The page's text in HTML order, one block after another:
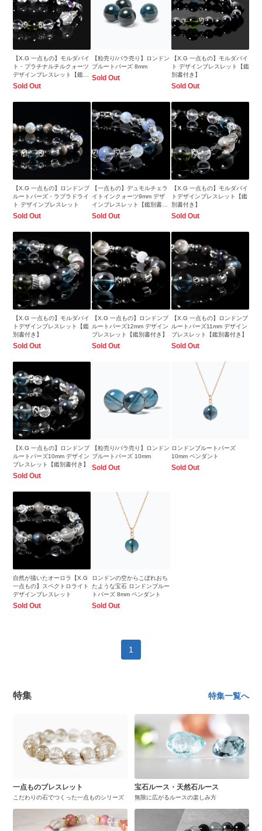
【X.G 一点もの】モルダバイ
ト・プラチナルチルクォーツ
デザインブレスレット【鑑別
書付き】
Sold Out
【粒売り/バラ売り】ロンドン
ブルートパーズ 8mm
Sold Out
【X.G 一点もの】モルダバイ
ト デザインブレスレット【鑑
別書付き】
Sold Out
【X.G 一点もの】ロンドンブ
ルートパーズ・ラブラドライ
ト デザインブレスレット
Sold Out
【一点もの】デュモルチェラ
イトインクォーツ9mm デザ
インブレスレット【鑑別書付
き】
Sold Out
【X.G 一点もの】モルダバイ
トデザインブレスレット【鑑
別書付き】
Sold Out
【X.G 一点もの】モルダバイ
トデザインブレスレット【鑑
別書付き】
Sold Out
【X.G 一点もの】ロンドンブ
ルートパーズ12mm デザイン
ブレスレット【鑑別書付き】
Sold Out
【X.G 一点もの】ロンドンブ
ルートパーズ11mm デザイン
ブレスレット【鑑別書付き】
Sold Out
【X.G 一点もの】ロンドンブ
ルートパーズ10mm デザイン
ブレスレット【鑑別書付き】
Sold Out
【粒売り/バラ売り】ロンドン
ブルートパーズ 10mm
Sold Out
ロンドンブルートパーズ
10mm ペンダント
Sold Out
自然が描いたオーロラ【X.G
一点もの】スペクトロライト
デザインブレスレット
Sold Out
ロンドンの空からこぼれおち
たような宝石 ロンドンブルー
トパーズ 8mm ペンダント
Sold Out
1
特集 特集一覧へ
一点ものブレスレット
こだわりの石でつくった一点ものシリーズ
宝石ルース・天然石ルース
無限に広がるルースの楽しみ方